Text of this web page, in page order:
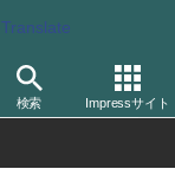
Translate
検索 Impressサイト
富士フイルム